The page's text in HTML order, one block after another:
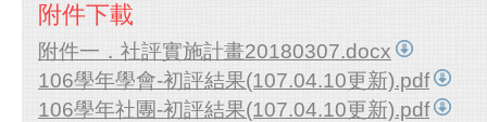
附件下載
附件一．社評實施計畫20180307.docx
106學年學會-初評結果(107.04.10更新).pdf
106學年社團-初評結果(107.04.10更新).pdf